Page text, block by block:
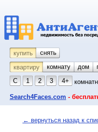
купить снять
квартиру
комнату койко-
дом
С
1 2 3 4+
Search4Faces.com -
← вернуться назад к